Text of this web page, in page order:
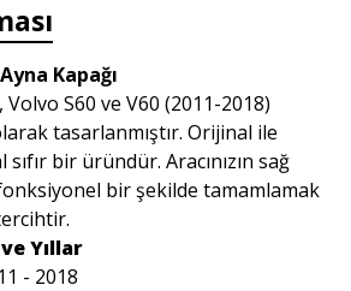
Kapağı
Volvo S60 ve V60 (2011-2018)
tasarlanmıştır. Orijinal ile
bir üründür. Aracınızın sağ
bir şekilde tamamlamak
Yıllar
- 2018